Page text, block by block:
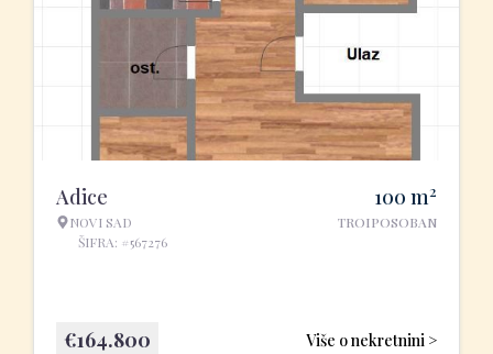
Adice
NOVI SAD
ŠIFRA: #567276
100 m2
TROIPOSOBAN
Više o nekretnini >
€164.800